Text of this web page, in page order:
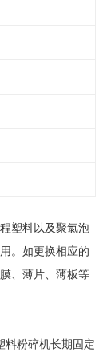
塑料以及聚氯泡
。如更换相应的
、薄片、薄板等
料粉碎机长期固定